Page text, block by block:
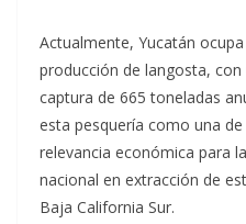
Actualmente, Yucatán
producción de langosta,
captura de 665 toneladas
esta pesquería como una
relevancia económica para
nacional en extracción de
Baja California Sur.